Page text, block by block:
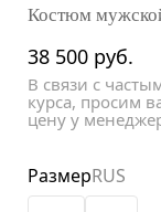
Костюм
38 500 руб.
В связи с
курса, просим
цену у
РазмерRUS